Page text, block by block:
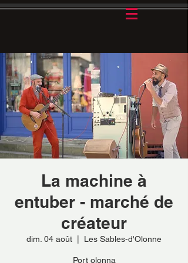
La machine à
entuber - marché de
créateur
dim. 04 août Les Sables-d'Olonne
Port olonna